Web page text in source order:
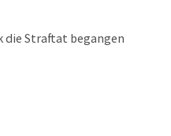
die Straftat begangen